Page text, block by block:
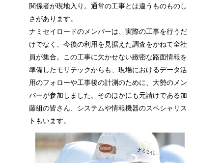
関係者が現地入り。通常の工事とは違うものものし
さがあります。
ナミセイロードのメンバーは、実際の工事を行うだ
けでなく、今後の利用を見据えた調査をかねて全社
員が集合。この工事に欠かせない緻密な路面情報を
準備したモリテックからも、現場におけるデータ活
用のフォローや工事後の計測のために、大勢のメン
バーが参加しました。そのほかにも元請けである加
藤組の皆さん、システムや情報機器のスペシャリス
トもいます。